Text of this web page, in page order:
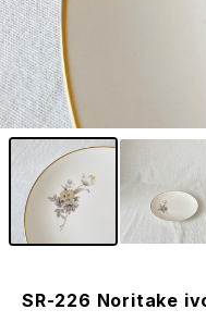
SR-226 Noritake